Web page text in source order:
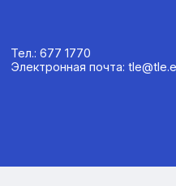
Тел.: 677 1770
Электронная почта: